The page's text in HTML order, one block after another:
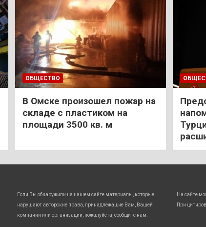
ОБЩЕСТВО
В Омске произошел пожар на
складе с пластиком на
площади 3500 кв. м
Если Вы обнаружили на нашем сайте материалы, которые
нарушают авторские права, принадлежащие Вам, Вашей
компании или организации, пожалуйста, сообщите нам.
На сайте
При